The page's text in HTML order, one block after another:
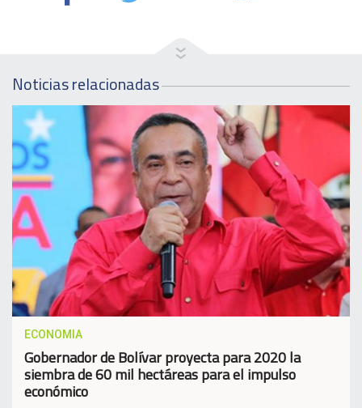
Noticias relacionadas
ECONOMIA
Gobernador de Bolívar proyecta para 2020 la
siembra de 60 mil hectáreas para el impulso
económico